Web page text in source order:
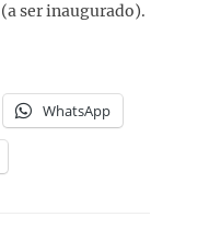
ser inaugurado).
WhatsApp